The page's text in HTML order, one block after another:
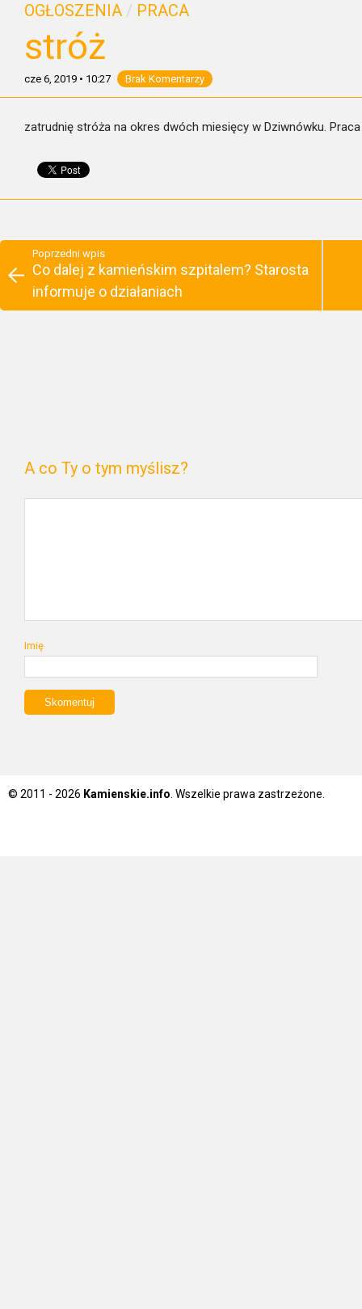
OGŁOSZENIA / PRACA
stróż
cze 6, 2019 • 10:27 Brak Komentarzy
zatrudnię stróża na okres dwóch miesięcy w Dziwnówku.
Poprzedni wpis
Co dalej z kamieńskim szpitalem? Starosta
informuje o działaniach
A co Ty o tym myślisz?
Imię
© 2011 - 2026 Kamienskie.info . Wszelkie prawa zastrzeżone.